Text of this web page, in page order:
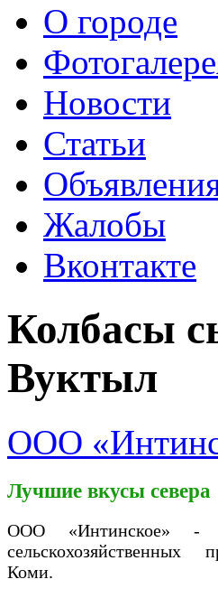
О городе
Новости
Статьи
Жалобы
Вконтакте
Колбасы
Вуктыл
ООО
Лучшие вкусы севера
ООО «Интинское» -
сельскохозяйственных
Коми.